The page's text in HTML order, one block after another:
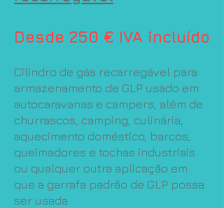
Desde 250 € IVA incluído
Cilindro de gás recarregável para
armazenamento de GLP usado em
autocaravanas e campers, além de
churrascos, camping, culinária,
aquecimento doméstico, barcos,
queimadores e tochas industriais
ou qualquer outra aplicação em
que a garrafa padrão de GLP possa
ser usada